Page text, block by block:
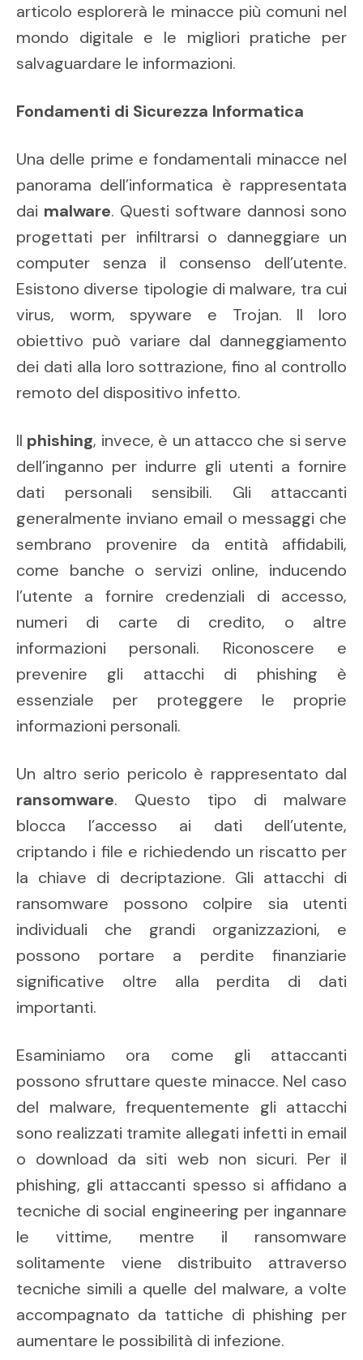
articolo esplorerà le minacce più comuni nel
mondo digitale e le migliori pratiche per
salvaguardare le informazioni.
Fondamenti di Sicurezza Informatica
Una delle prime e fondamentali minacce nel
panorama dell’informatica è rappresentata
dai malware. Questi software dannosi sono
progettati per infiltrarsi o danneggiare un
computer senza il consenso dell’utente.
Esistono diverse tipologie di malware, tra cui
virus, worm, spyware e Trojan. Il loro
obiettivo può variare dal danneggiamento
dei dati alla loro sottrazione, fino al controllo
remoto del dispositivo infetto.
Il phishing, invece, è un attacco che si serve
dell’inganno per indurre gli utenti a fornire
dati personali sensibili. Gli attaccanti
generalmente inviano email o messaggi che
sembrano provenire da entità affidabili,
come banche o servizi online, inducendo
l’utente a fornire credenziali di accesso,
numeri di carte di credito, o altre
informazioni personali. Riconoscere e
prevenire gli attacchi di phishing è
essenziale per proteggere le proprie
informazioni personali.
Un altro serio pericolo è rappresentato dal
ransomware. Questo tipo di malware
blocca l’accesso ai dati dell’utente,
criptando i file e richiedendo un riscatto per
la chiave di decriptazione. Gli attacchi di
ransomware possono colpire sia utenti
individuali che grandi organizzazioni, e
possono portare a perdite finanziarie
significative oltre alla perdita di dati
importanti.
Esaminiamo ora come gli attaccanti
possono sfruttare queste minacce. Nel caso
del malware, frequentemente gli attacchi
sono realizzati tramite allegati infetti in email
o download da siti web non sicuri. Per il
phishing, gli attaccanti spesso si affidano a
tecniche di social engineering per ingannare
le vittime, mentre il ransomware
solitamente viene distribuito attraverso
tecniche simili a quelle del malware, a volte
accompagnato da tattiche di phishing per
aumentare le possibilità di infezione.